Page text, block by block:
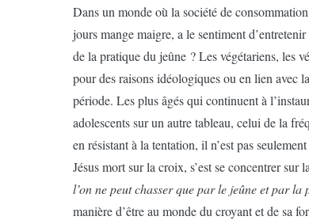
Dans un monde où la société de
jours mange maigre, a le sentiment
de la pratique du jeûne ? Les végétariens, les
pour des raisons idéologiques ou en lien avec
période. Les plus âgés qui continuent à
adolescents sur un autre tableau, celui de la
en résistant à la tentation, il n’est pas
Jésus mort sur la croix, s’est se concentrer
l’on ne peut chasser que par le jeûne et par la
manière d’être au monde du croyant et de sa